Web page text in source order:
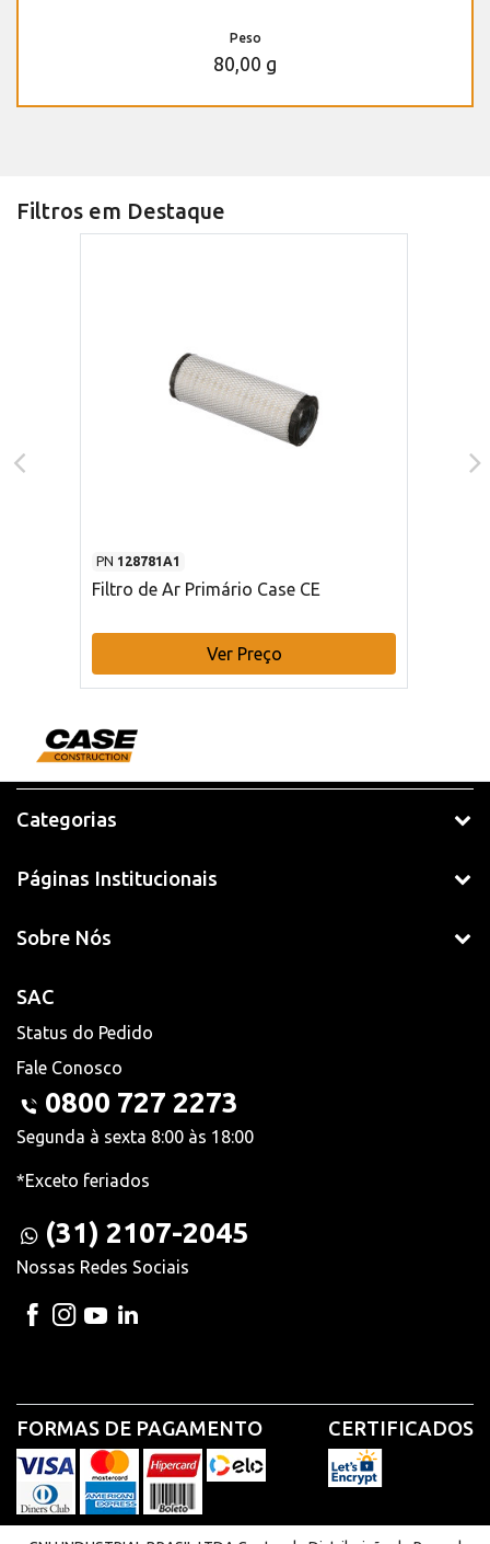
Peso
80,00 g
Filtros em Destaque
PN 128781A1
Filtro de Ar Primário Case CE
Ver Preço
Categorias
Páginas Institucionais
Sobre Nós
SAC
Status do Pedido
Fale Conosco
0800 727 2273
Segunda à sexta 8:00 às 18:00
*Exceto feriados
(31) 2107-2045
Nossas Redes Sociais
FORMAS DE PAGAMENTO CERTIFICADOS